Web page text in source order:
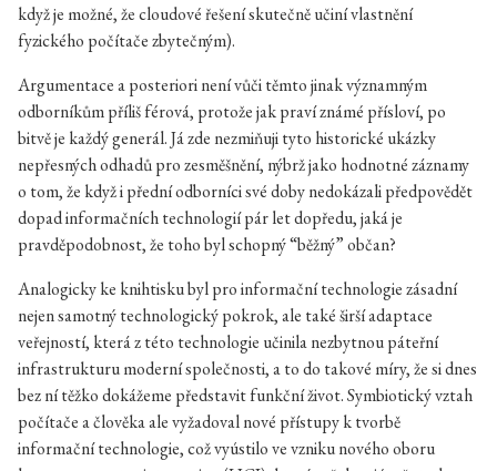
když je možné, že cloudové řešení skutečně učiní vlastnění
fyzického počítače zbytečným).
Argumentace a posteriori není vůči těmto jinak významným
odborníkům příliš férová, protože jak praví známé přísloví, po
bitvě je každý generál. Já zde nezmiňuji tyto historické ukázky
nepřesných odhadů pro zesměšnění, nýbrž jako hodnotné záznamy
o tom, že když i přední odborníci své doby nedokázali předpovědět
dopad informačních technologií pár let dopředu, jaká je
pravděpodobnost, že toho byl schopný “běžný” občan?
Analogicky ke knihtisku byl pro informační technologie zásadní
nejen samotný technologický pokrok, ale také širší adaptace
veřejností, která z této technologie učinila nezbytnou páteřní
infrastrukturu moderní společnosti, a to do takové míry, že si dnes
bez ní těžko dokážeme představit funkční život. Symbiotický vztah
počítače a člověka ale vyžadoval nové přístupy k tvorbě
informační technologie, což vyústilo ve vzniku nového oboru